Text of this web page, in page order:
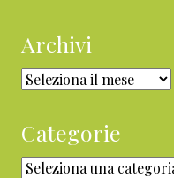
Archivi
Archivi
Categorie
Categorie